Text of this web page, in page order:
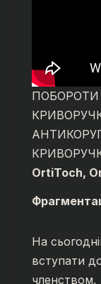
ПОБОРОТИ
OrtiToch,
На
вступати